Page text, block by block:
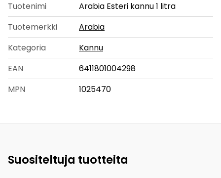
Tuotenimi
Arabia Esteri kannu 1 litra
Tuotemerkki
Arabia
Kategoria
Kannu
EAN
6411801004298
MPN
1025470
Suositeltuja tuotteita